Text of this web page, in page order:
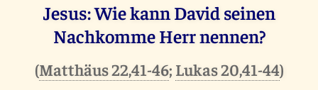
Jesus: Wie kann David seinen
Nachkomme Herr nennen?
(Matthäus 22,41-46; Lukas 20,41-44)